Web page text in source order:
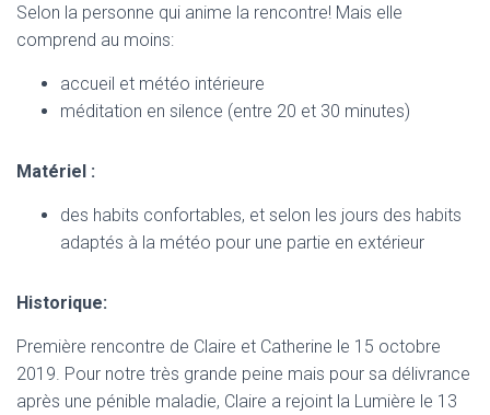
Selon la personne qui anime la rencontre! Mais elle
comprend au moins:
accueil et météo intérieure
méditation en silence (entre 20 et 30 minutes)
Matériel :
des habits confortables, et selon les jours des habits
adaptés à la météo pour une partie en extérieur
Historique:
Première rencontre de Claire et Catherine le 15 octobre
2019. Pour notre très grande peine mais pour sa délivrance
après une pénible maladie, Claire a rejoint la Lumière le 13